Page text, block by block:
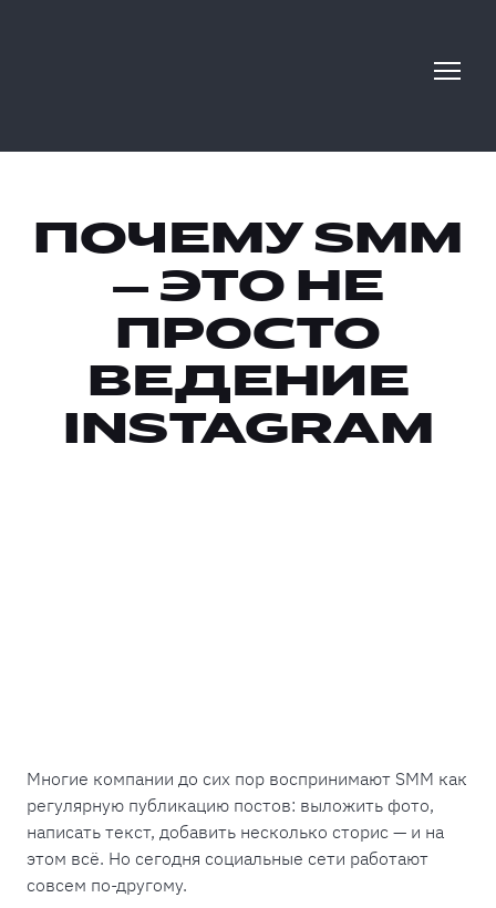
ПОЧЕМУ SMM
— ЭТО НЕ
ПРОСТО
ВЕДЕНИЕ
INSTAGRAM
Многие компании до сих пор воспринимают SMM как
регулярную публикацию постов: выложить фото,
написать текст, добавить несколько сторис — и на
этом всё. Но сегодня социальные сети работают
совсем по-другому.